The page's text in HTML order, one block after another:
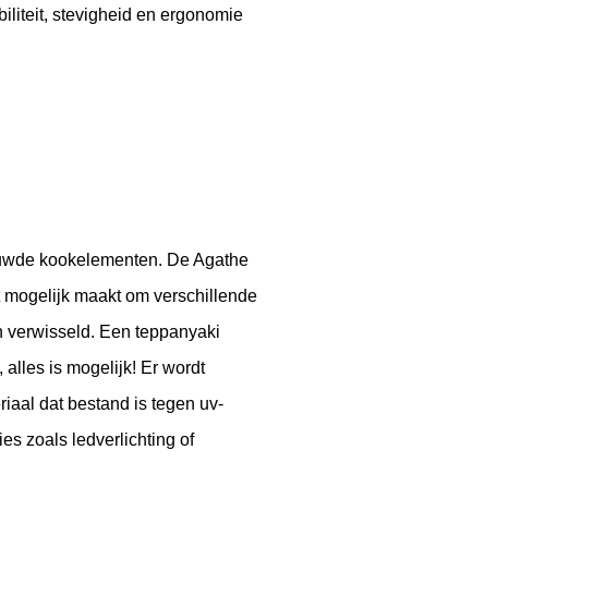
stevigheid en ergonomie
kookelementen. De Agathe
maakt om verschillende
verwisseld. Een teppanyaki
alles is mogelijk! Er wordt
dat bestand is tegen uv-
zoals ledverlichting of